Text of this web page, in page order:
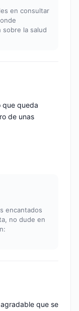
en consultar
la salud
que queda
de unas
encantados
no dude en
que se